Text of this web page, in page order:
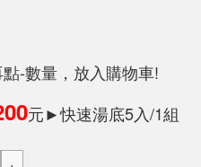
-數量，放入購物車!
元►快速湯底5入/1組